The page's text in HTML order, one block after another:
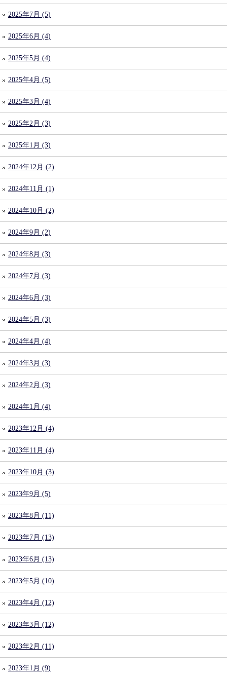
2025年7月 (5)
2025年6月 (4)
2025年5月 (4)
2025年4月 (5)
2025年3月 (4)
2025年2月 (3)
2025年1月 (3)
2024年12月 (2)
2024年11月 (1)
2024年10月 (2)
2024年9月 (2)
2024年8月 (3)
2024年7月 (3)
2024年6月 (3)
2024年5月 (3)
2024年4月 (4)
2024年3月 (3)
2024年2月 (3)
2024年1月 (4)
2023年12月 (4)
2023年11月 (4)
2023年10月 (3)
2023年9月 (5)
2023年8月 (11)
2023年7月 (13)
2023年6月 (13)
2023年5月 (10)
2023年4月 (12)
2023年3月 (12)
2023年2月 (11)
2023年1月 (9)